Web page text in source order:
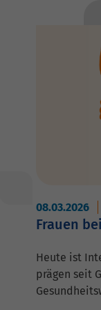
08.03.2026
Frauen
Heute ist
prägen seit